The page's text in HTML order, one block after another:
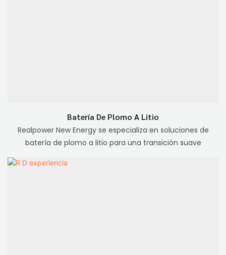
Batería De Plomo A Litio
Realpower New Energy se especializa en soluciones de
batería de plomo a litio para una transición suave